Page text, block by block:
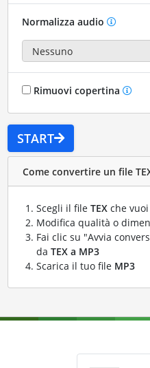
Normalizza audio
Rimuovi copertina
START
Come convertire un file
Scegli il file TEXche
Modifica qualità o
Fai clic su "Avvia
da TEX a MP3
Scarica il tuo file MP3